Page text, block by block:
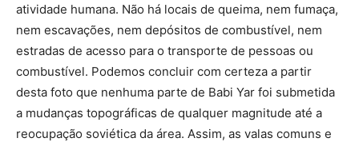
atividade humana. Não há locais de queima, nem fumaça,
nem escavações, nem depósitos de combustível, nem
estradas de acesso para o transporte de pessoas ou
combustível. Podemos concluir com certeza a partir
desta foto que nenhuma parte de Babi Yar foi submetida
a mudanças topográficas de qualquer magnitude até a
reocupação soviética da área. Assim, as valas comuns e